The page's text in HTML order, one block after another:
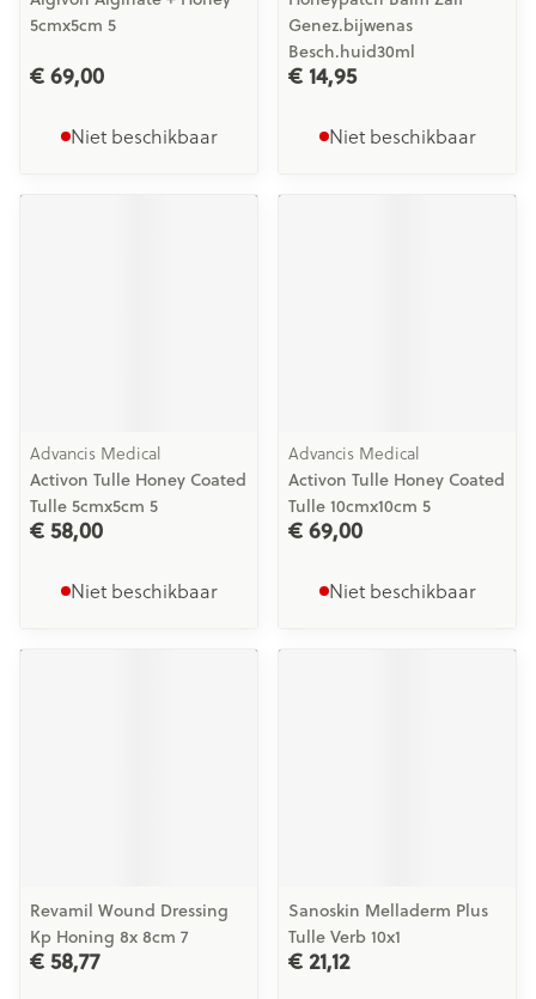
5cmx5cm 5
€ 69,00
Niet beschikbaar
Genez.bijwenas
Besch.huid30ml
€ 14,95
Niet beschikbaar
Advancis Medical
Activon Tulle Honey Coated
Tulle 5cmx5cm 5
€ 58,00
Niet beschikbaar
Advancis Medical
Activon Tulle Honey Coated
Tulle 10cmx10cm 5
€ 69,00
Niet beschikbaar
Revamil Wound Dressing
Kp Honing 8x 8cm 7
€ 58,77
Sanoskin Melladerm Plus
Tulle Verb 10x1
€ 21,12